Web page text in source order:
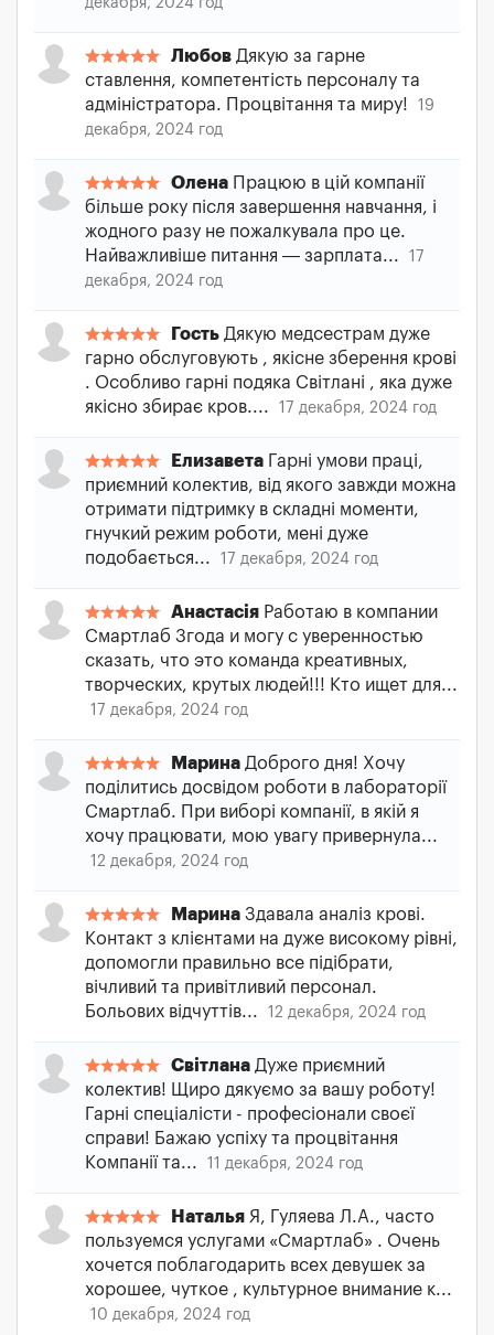
декабря, 2024 год
Любов Дякую за гарне
ставлення, компетентість персоналу та
адміністратора. Процвітання та миру!
19
декабря, 2024 год
Олена Працюю в цій компанії
більше року після завершення навчання, і
жодного разу не пожалкувала про це.
Найважливіше питання — зарплата...
17
декабря, 2024 год
Гость Дякую медсестрам дуже
гарно обслуговують , якісне зберення крові
. Особливо гарні подяка Світлані , яка дуже
якісно збирає кров....
17 декабря, 2024 год
Елизавета Гарні умови праці,
приємний колектив, від якого завжди можна
отримати підтримку в складні моменти,
гнучкий режим роботи, мені дуже
подобається...
17 декабря, 2024 год
Анастасія Работаю в компании
Смартлаб 3года и могу с уверенностью
сказать, что это команда креативных,
творческих, крутых людей!!! Кто ищет для...
17 декабря, 2024 год
Марина Доброго дня! Хочу
поділитись досвідом роботи в лабораторії
Смартлаб. При виборі компанії, в якій я
хочу працювати, мою увагу привернула...
12 декабря, 2024 год
Марина Здавала аналіз крові.
Контакт з клієнтами на дуже високому рівні,
допомогли правильно все підібрати,
вічливий та привітливий персонал.
Больових відчуттів...
12 декабря, 2024 год
Світлана Дуже приємний
колектив! Щиро дякуємо за вашу роботу!
Гарні спеціалісти - професіонали своєї
справи! Бажаю успіху та процвітання
Компанії та...
11 декабря, 2024 год
Наталья Я, Гуляева Л.А., часто
пользуемся услугами «Смартлаб» . Очень
хочется поблагодарить всех девушек за
хорошее, чуткое , культурное внимание к...
10 декабря, 2024 год